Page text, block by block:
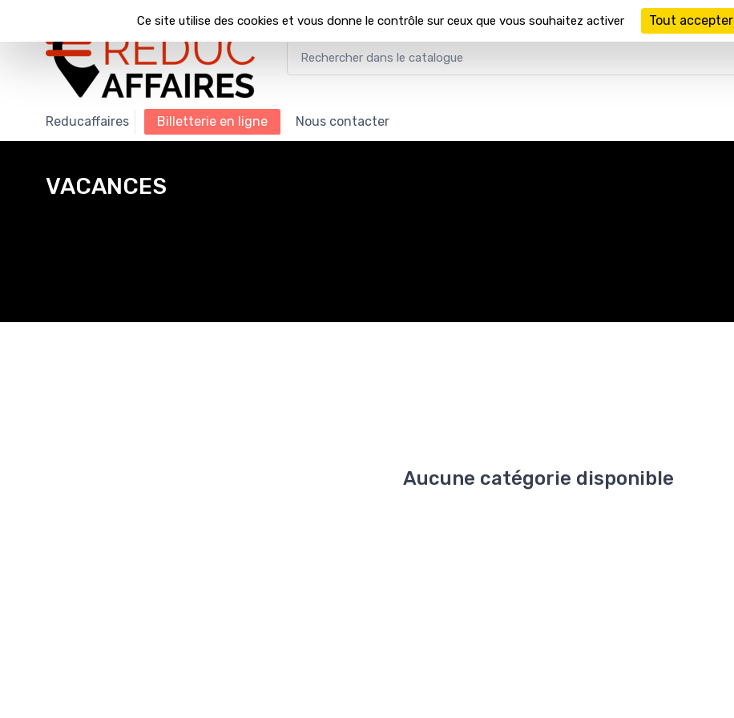
Reducaffaires billetterie en ligne nous contacter
VACANCES
Aucune catégorie disponible
Ce site utilise des cookies et vous donne le contrôle sur ceux que vous souhaitez activer Tout accepter